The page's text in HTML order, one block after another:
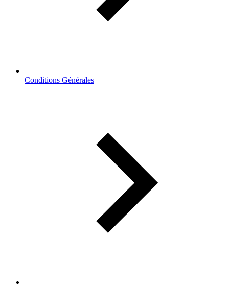
Conditions Générales